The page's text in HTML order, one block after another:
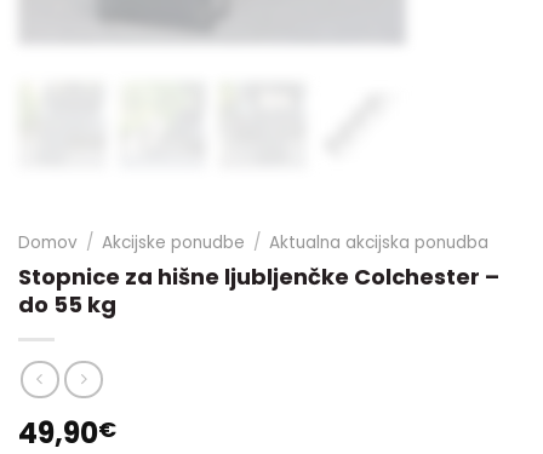
Domov / Akcijske ponudbe / Aktualna akcijska ponudba
Stopnice za hišne ljubljenčke Colchester –
do 55 kg
49,90€